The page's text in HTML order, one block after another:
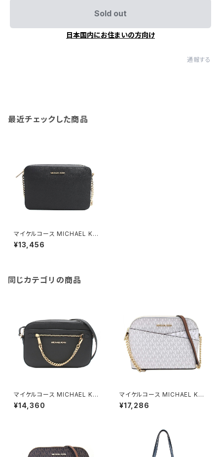
Sold out
日本国内にお住まいの方向け
通報する
最近チェックした商品
マイケルコース MICHAEL KO
RS ショルダーバッグ 35T8GT
TC9L-BLACK レディース ブラ
¥13,456
同じカテゴリの商品
マイケルコース MICHAEL KO
RS ショルダーバッグ 35S1GTT
C7L-BLACK レディース アウト
¥14,360
マイケルコース MICHAEL KO
RS ショルダーバッグ 35F1GTV
C6B-VANILLA レディース アウ
¥17,286